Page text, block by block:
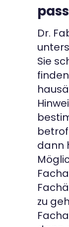
Dr.
Sie
dann
zu